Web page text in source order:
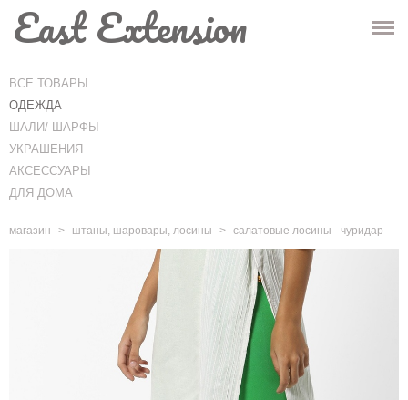
ГЛАВНАЯ
МАГАЗИН
ИНФО
КОНТАКТЫ
East Extension
ВСЕ ТОВАРЫ
ОДЕЖДА
ШАЛИ/ ШАРФЫ
УКРАШЕНИЯ
АКСЕССУАРЫ
ДЛЯ ДОМА
магазин > штаны, шаровары, лосины > салатовые лосины - чуридар